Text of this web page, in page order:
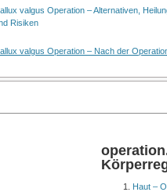
valgus Operation – Alternativen,
Risiken
valgus Operation – Nach der
Haut –